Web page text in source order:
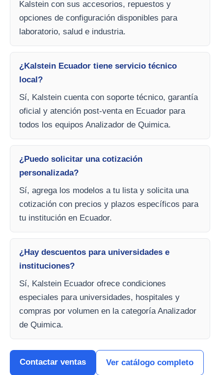
Kalstein con sus accesorios, repuestos y
opciones de configuración disponibles para
laboratorio, salud e industria.
¿Kalstein Ecuador tiene servicio técnico
local?
Sí, Kalstein cuenta con soporte técnico, garantía
oficial y atención post-venta en Ecuador para
todos los equipos Analizador de Quimica.
¿Puedo solicitar una cotización
personalizada?
Sí, agrega los modelos a tu lista y solicita una
cotización con precios y plazos específicos para
tu institución en Ecuador.
¿Hay descuentos para universidades e
instituciones?
Sí, Kalstein Ecuador ofrece condiciones
especiales para universidades, hospitales y
compras por volumen en la categoría Analizador
de Quimica.
Contactar ventas Ver catálogo completo